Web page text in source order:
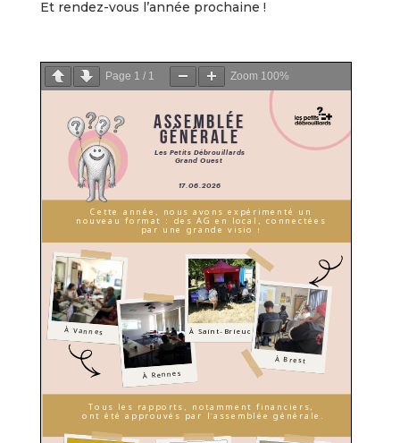
Et rendez-vous l’année prochaine !
Page 1 / 1 Zoom 100%